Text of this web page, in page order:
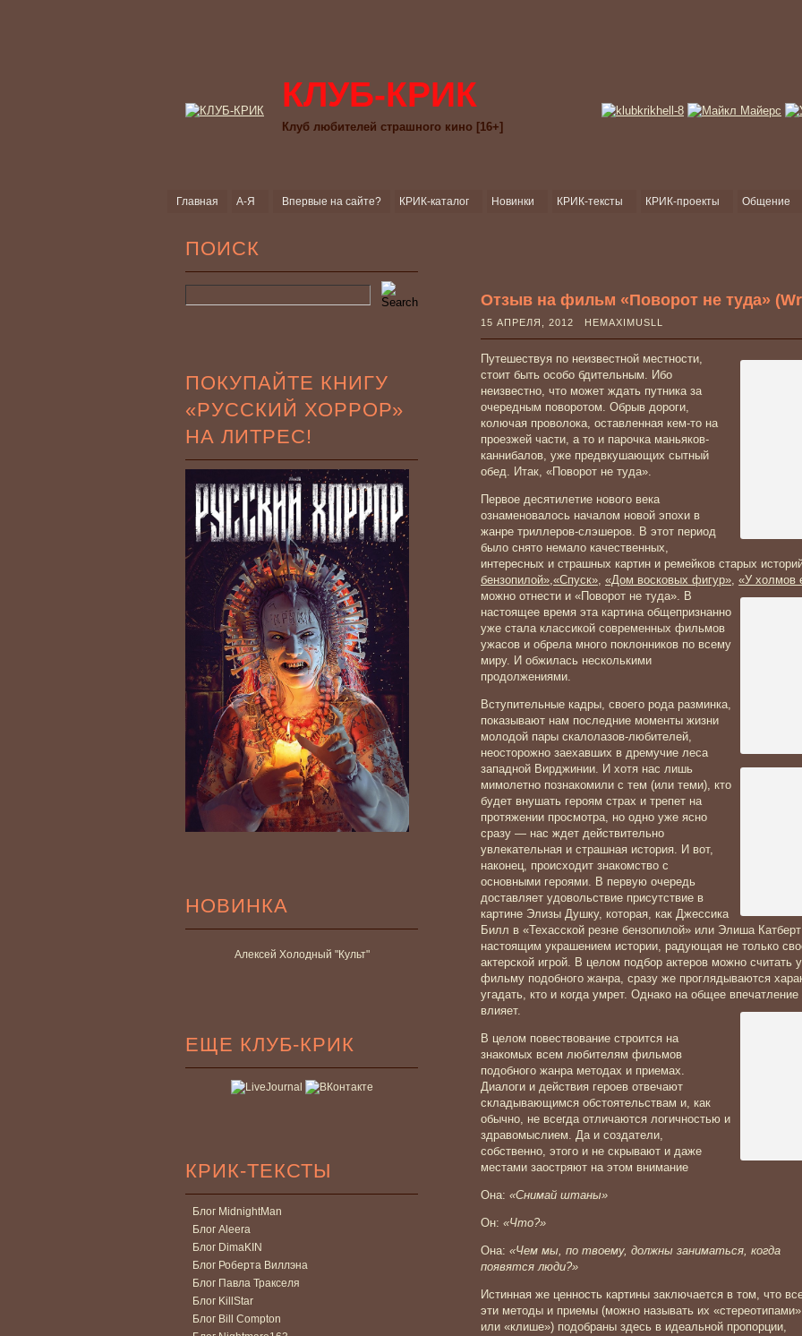
КЛУБ-КРИК
Клуб любителей страшного кино [16+]
Главная А-Я Впервые на сайте? КРИК-каталог Новинки КРИК-тексты КРИК-проекты Общение
ПОИСК
ПОКУПАЙТЕ КНИГУ
«РУССКИЙ ХОРРОР»
НА ЛИТРЕС!
НОВИНКА
Алексей Холодный "Культ"
ЕЩЕ КЛУБ-КРИК
КРИК-ТЕКСТЫ
Блог MidnightMan
Блог Aleera
Блог DimaKIN
Блог Роберта Виллэна
Блог Павла Тракселя
Блог KillStar
Блог Bill Compton
Отзыв на фильм «Поворот не туда»
15 АПРЕЛЯ, 2012 HEMAXIMUSLL
Путешествуя по неизвестной местности,
стоит быть особо бдительным. Ибо
неизвестно, что может ждать путника за
очередным поворотом. Обрыв дороги,
колючая проволока, оставленная кем-то на
проезжей части, а то и парочка маньяков-
каннибалов, уже предвкушающих сытный
обед. Итак, «Поворот не туда».
Первое десятилетие нового века
ознаменовалось началом новой эпохи в
жанре триллеров-слэшеров. В этот период
было снято немало качественных,
интересных и страшных картин и ремейков старых
бензопилой»,«Спуск», «Дом восковых фигур», «У холмов
можно отнести и «Поворот не туда». В
настоящее время эта картина общепризнанно
уже стала классикой современных фильмов
ужасов и обрела много поклонников по всему
миру. И обжилась несколькими
продолжениями.
Вступительные кадры, своего рода разминка,
показывают нам последние моменты жизни
молодой пары скалолазов-любителей,
неосторожно заехавших в дремучие леса
западной Вирджинии. И хотя нас лишь
мимолетно познакомили с тем (или теми), кто
будет внушать героям страх и трепет на
протяжении просмотра, но одно уже ясно
сразу — нас ждет действительно
увлекательная и страшная история. И вот,
наконец, происходит знакомство с
основными героями. В первую очередь
доставляет удовольствие присутствие в
картине Элизы Душку, которая, как Джессика
Билл в «Техасской резне бензопилой» или Элиша
настоящим украшением истории, радующая не только
актерской игрой. В целом подбор актеров можно считать
фильму подобного жанра, сразу же проглядываются
угадать, кто и когда умрет. Однако на общее
влияет.
В целом повествование строится на
знакомых всем любителям фильмов
подобного жанра методах и приемах.
Диалоги и действия героев отвечают
складывающимся обстоятельствам и, как
обычно, не всегда отличаются логичностью и
здравомыслием. Да и создатели,
собственно, этого и не скрывают и даже
местами заостряют на этом внимание
Она: «Снимай штаны»
Он: «Что?»
Она: «Чем мы, по твоему, должны заниматься, когда
появятся люди?»
Истинная же ценность картины заключается в том, что
эти методы и приемы (можно называть их «стереотипами»
или «клише») подобраны здесь в идеальной пропорции,